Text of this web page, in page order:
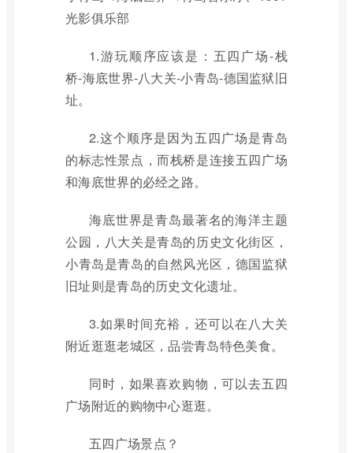
光影俱乐部
1.游玩顺序应该是：五四广场-栈
桥-海底世界-八大关-小青岛-德国监狱旧
址。
2.这个顺序是因为五四广场是青岛
的标志性景点，而栈桥是连接五四广场
和海底世界的必经之路。
海底世界是青岛最著名的海洋主题
公园，八大关是青岛的历史文化街区，
小青岛是青岛的自然风光区，德国监狱
旧址则是青岛的历史文化遗址。
3.如果时间充裕，还可以在八大关
附近逛逛老城区，品尝青岛特色美食。
同时，如果喜欢购物，可以去五四
广场附近的购物中心逛逛。
五四广场景点？